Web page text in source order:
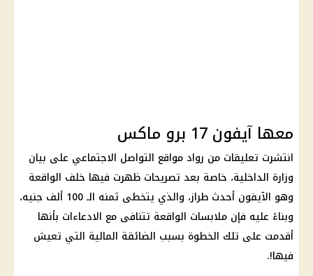
معها آيفون 17 برو ماكس
انتشرت تعليقات من رواد مواقع التواصل الاجتماعي على بيان
وزارة الداخلية، خاصة بعد تصريحات ظهرت فيها خلف الواقعة
وهو الآيفون أحدث طراز، والذي يتخطى ثمنه الـ 100 ألف جنيه،
وبناءً عليه فإن ملابسات الواقعة تتنافى مع الادعاءات بأنها
أقدمت على تلك الخطوة بسبب الضائقة المالية التي تعيش
فيها!.